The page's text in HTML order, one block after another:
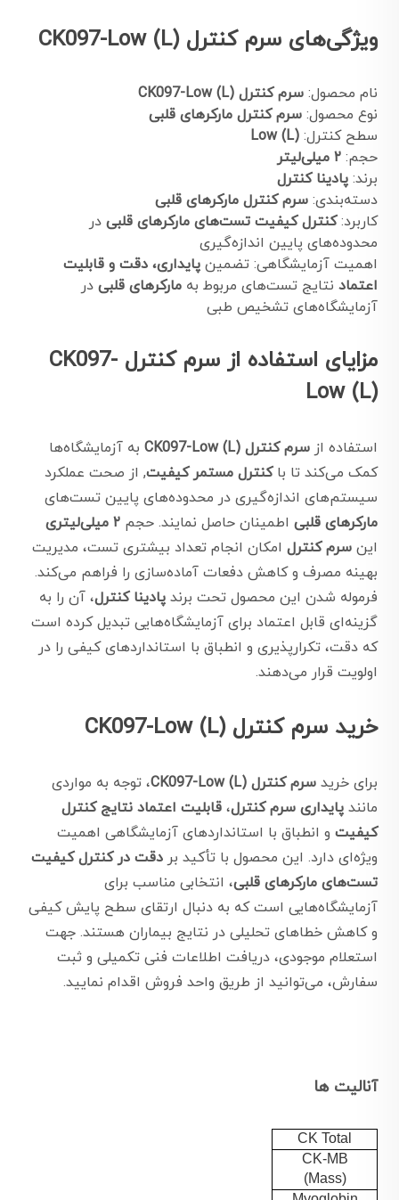
ویژگی‌های سرم کنترل CK097-Low (L)
نام محصول: سرم کنترل CK097-Low (L)
نوع محصول: سرم کنترل مارکرهای قلبی
سطح کنترل: Low (L)
حجم: ۲ میلی‌لیتر
برند: پادینا کنترل
دسته‌بندی: سرم کنترل مارکرهای قلبی
کاربرد:کنترل کیفیت تست‌های مارکرهای قلبی در
محدوده‌های پایین اندازه‌گیری
اهمیت آزمایشگاهی: تضمین پایداری، دقت و قابلیت
اعتماد نتایج تست‌های مربوط به مارکرهای قلبی در
آزمایشگاه‌های تشخیص طبی
مزایای استفاده از سرم کنترل CK097-
Low (L)
استفاده از سرم کنترل CK097-Low (L)
به آزمایشگاه‌ها
کمک می‌کند تا باکنترل مستمر کیفیت, از صحت عملکرد
سیستم‌های اندازه‌گیری در محدوده‌های پایین تست‌های
مارکرهای قلبی اطمینان حاصل نمایند. حجم ۲ میلی‌لیتری
این سرم کنترل امکان انجام تعداد بیشتری تست، مدیریت
بهینه مصرف و کاهش دفعات آماده‌سازی را فراهم می‌کند.
فرموله شدن این محصول تحت برند پادینا کنترل، آن را به
گزینه‌ای قابل اعتماد برای آزمایشگاه‌هایی تبدیل کرده است
که دقت، تکرارپذیری و انطباق با استانداردهای کیفی را در
اولویت قرار می‌دهند.
خرید سرم کنترل CK097-Low (L)
برای خرید سرم کنترل CK097-Low (L)
، توجه به مواردی
مانند پایداری سرم کنترل، قابلیت اعتماد نتایج کنترل
کیفیت و انطباق با استانداردهای آزمایشگاهی اهمیت
ویژه‌ای دارد. این محصول با تأکید بر دقت در کنترل کیفیت
تست‌های مارکرهای قلبی، انتخابی مناسب برای
آزمایشگاه‌هایی است که به دنبال ارتقای سطح پایش کیفی
و کاهش خطاهای تحلیلی در نتایج بیماران هستند. جهت
استعلام موجودی، دریافت اطلاعات فنی تکمیلی و ثبت
سفارش، می‌توانید از طریق واحد فروش اقدام نمایید.
آنالیت ها
CK Total
CK-MB
(Mass)